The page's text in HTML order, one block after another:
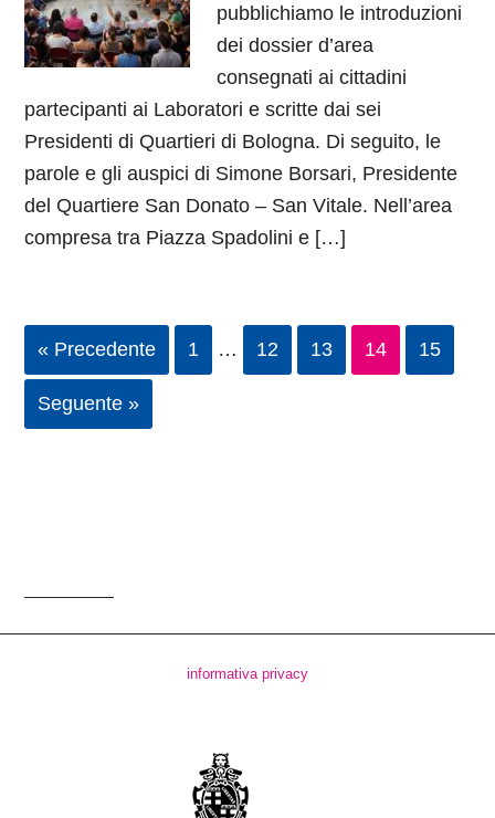
pubblichiamo le introduzioni
dei dossier d’area
consegnati ai cittadini
partecipanti ai Laboratori e scritte dai sei
Presidenti di Quartieri di Bologna. Di seguito, le
parole e gli auspici di Simone Borsari, Presidente
del Quartiere San Donato – San Vitale. Nell’area
compresa tra Piazza Spadolini e […]
« Precedente 1 … 12 13 14 15
Seguente »
informativa privacy